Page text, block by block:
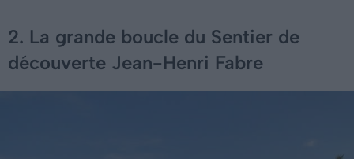
2. La grande boucle du Sentier de
découverte Jean-Henri Fabre